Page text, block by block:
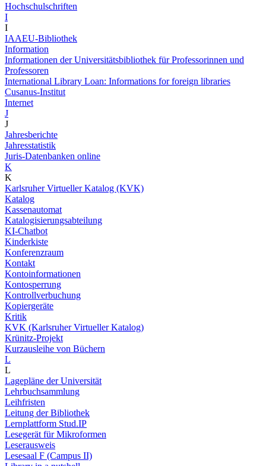
Hochschulschriften
I
I
IAAEU-Bibliothek
Information
Informationen der Universitätsbibliothek für Professorinnen und
Professoren
International Library Loan: Informations for foreign libraries
Cusanus-Institut
Internet
J
J
Jahresberichte
Jahresstatistik
Juris-Datenbanken online
K
K
Karlsruher Virtueller Katalog (KVK)
Katalog
Kassenautomat
Katalogisierungsabteilung
KI-Chatbot
Kinderkiste
Konferenzraum
Kontakt
Kontoinformationen
Kontosperrung
Kontrollverbuchung
Kopiergeräte
Kritik
KVK (Karlsruher Virtueller Katalog)
Krünitz-Projekt
Kurzausleihe von Büchern
L
L
Lagepläne der Universität
Lehrbuchsammlung
Leihfristen
Leitung der Bibliothek
Lernplattform Stud.IP
Lesegerät für Mikroformen
Leserausweis
Lesesaal F (Campus II)